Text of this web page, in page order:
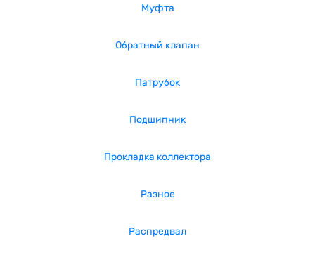
Муфта
Обратный клапан
Патрубок
Подшипник
Прокладка коллектора
Разное
Распредвал